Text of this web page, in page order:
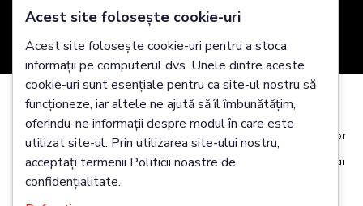
Împachetare cadou
Blog
Piele Personalizate
2025 Zevo Genți Piele Naturală @ Toate drepturile
rezervate
Acest site folosește cookie-uri
Acest site folosește cookie-uri pentru a stoca
informații pe computerul dvs. Unele dintre aceste
cookie-uri sunt esențiale pentru ca site-ul nostru să
funcționeze, iar altele ne ajută să îl îmbunătățim,
oferindu-ne informații despre modul în care este
utilizat site-ul. Prin utilizarea site-ului nostru,
acceptați termenii Politicii noastre de
confidențialitate.
Folosim cookie-uri
Este posibil să plasăm aceste cookie-uri pentru analiza date utilizatorilor
noștri, pentru a îmbunătăți site-ul, pentru a afișa conținut personalizat și
pentru a vă oferi o experiență excelentă pe site. Pentru mai multe informații
despre cookie-urile pe care le utilizăm deschideți setările de mai jos.